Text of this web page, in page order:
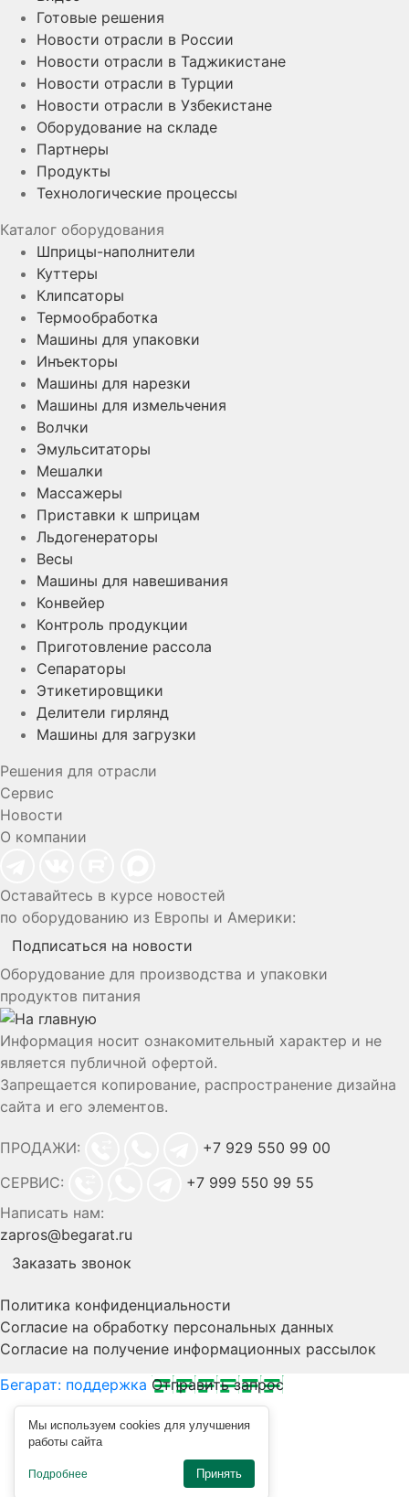
Мы используем cookies для улучшения
работы сайта
Подробнее Принять
Готовые решения
Новости отрасли в России
Новости отрасли в Таджикистане
Новости отрасли в Турции
Новости отрасли в Узбекистане
Оборудование на складе
Партнеры
Продукты
Технологические процессы
Каталог оборудования
Шприцы-наполнители
Куттеры
Клипсаторы
Термообработка
Машины для упаковки
Инъекторы
Машины для нарезки
Машины для измельчения
Волчки
Эмульситаторы
Мешалки
Массажеры
Приставки к шприцам
Льдогенераторы
Весы
Машины для навешивания
Конвейер
Контроль продукции
Приготовление рассола
Сепараторы
Этикетировщики
Делители гирлянд
Машины для загрузки
Решения для отрасли
Сервис
Новости
О компании
Оставайтесь в курсе новостей
по оборудованию из Европы и Америки:
Подписаться на новости
Оборудование для производства и упаковки
продуктов питания
Информация носит ознакомительный характер и не
является публичной офертой.
Запрещается копирование, распространение дизайна
сайта и его элементов.
ПРОДАЖИ:
+7 929 550 99 00
СЕРВИС:
+7 999 550 99 55
Написать нам:
zapros@begarat.ru
Заказать звонок
Политика конфиденциальности
Согласие на обработку персональных данных
Согласие на получение информационных рассылок
Бегарат: поддержка Отправить запрос